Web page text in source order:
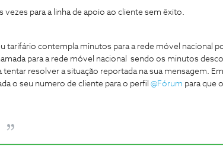
vezes para a linha de apoio ao cliente sem êxito.
tarifário contempla minutos para a rede móvel nacional
para a rede móvel nacional sendo os minutos
tentar resolver a situação reportada na sua mensagem.
o seu numero de cliente para o perfil @Fórum para que